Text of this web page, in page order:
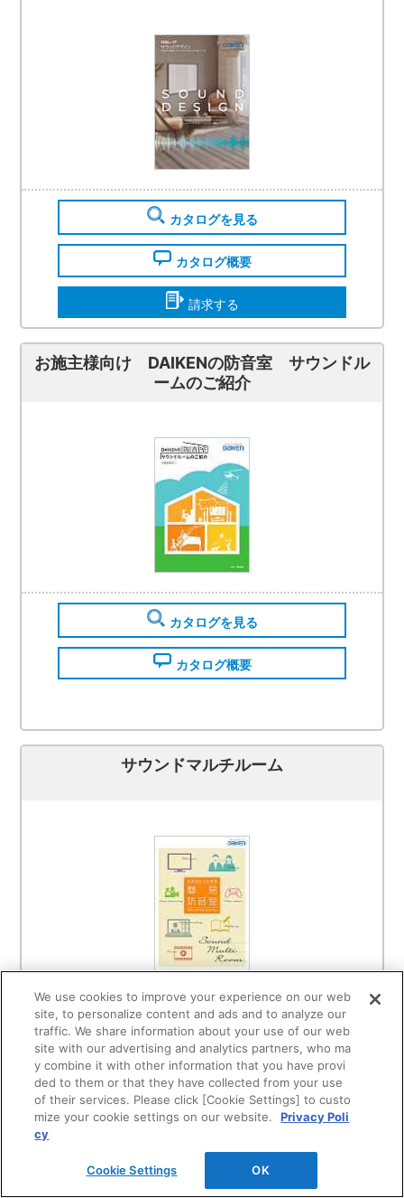
カタログを見る
カタログ概要
請求する
お施主様向け DAIKENの防音室 サウンドル
ームのご紹介
カタログを見る
カタログ概要
サウンドマルチルーム
カタログを見る
カタログ概要
みんなのMY防音室
We use cookies to improve your experience on our web
site, to personalize content and ads and to analyze our
traffic. We share information about your use of our web
site with our advertising and analytics partners, who ma
y combine it with other information that you have provi
ded to them or that they have collected from your use
of their services. Please click [Cookie Settings] to custo
mize your cookie settings on our website.
Privacy Poli
cy
Cookie Settings OK